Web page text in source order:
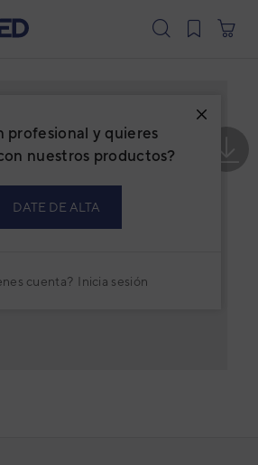
profesional y quieres
nuestros productos?
DATE DE ALTA
cuenta? Inicia sesión